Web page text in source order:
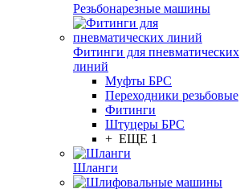
Резьбонарезные машины
Фитинги для пневматических
линий
Муфты БРС
Переходники резьбовые
Фитинги
Штуцеры БРС
+ ЕЩЕ 1
Шланги